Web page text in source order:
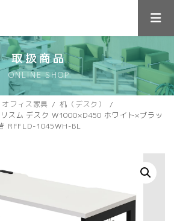
取扱商品
ONLINE SHOP
オフィス家具
机（デスク）
リスム デスク W1000×D450 ホワイト×ブラッ
RFFLD-1045WH-BL